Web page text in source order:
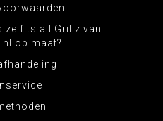
fits all Grillz van
op maat?